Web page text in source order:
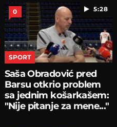
5:28
0
SPORT
Saša Obradović pred
Barsu otkrio problem
sa jednim košarkašem:
"Nije pitanje za mene..."